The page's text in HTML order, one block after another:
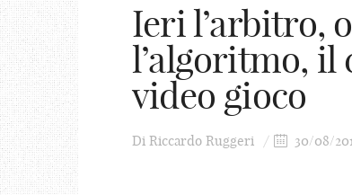
Ieri l’arbitro,
l’algoritmo, il
video gioco
Di Riccardo Ruggeri 30/08/